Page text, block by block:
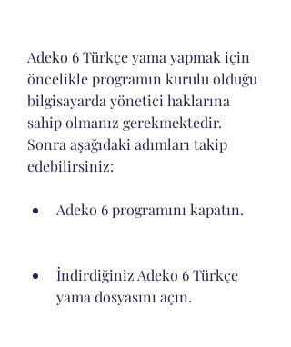
Adeko 6 Türkçe yama yapmak için
öncelikle programın kurulu olduğu
bilgisayarda yönetici haklarına
sahip olmanız gerekmektedir.
Sonra aşağıdaki adımları takip
edebilirsiniz:
Adeko 6 programını kapatın.
İndirdiğiniz Adeko 6 Türkçe
yama dosyasını açın.